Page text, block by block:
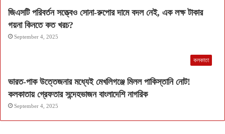
জিএসটি পরিবর্তন সত্ত্বেও সোনা-রুপোর দামে বদল নেই, এক লক্ষ টাকার
গয়না কিনতে কত খরচ?
September 4, 2025
কলকাতা
ভারত-পাক উত্তেজনার মধ্যেই মেখলিগঞ্জে মিলল পাকিস্তানি নোট!
কলকাতায় গ্রেফতার সন্দেহভাজন বাংলাদেশি নাগরিক
September 4, 2025